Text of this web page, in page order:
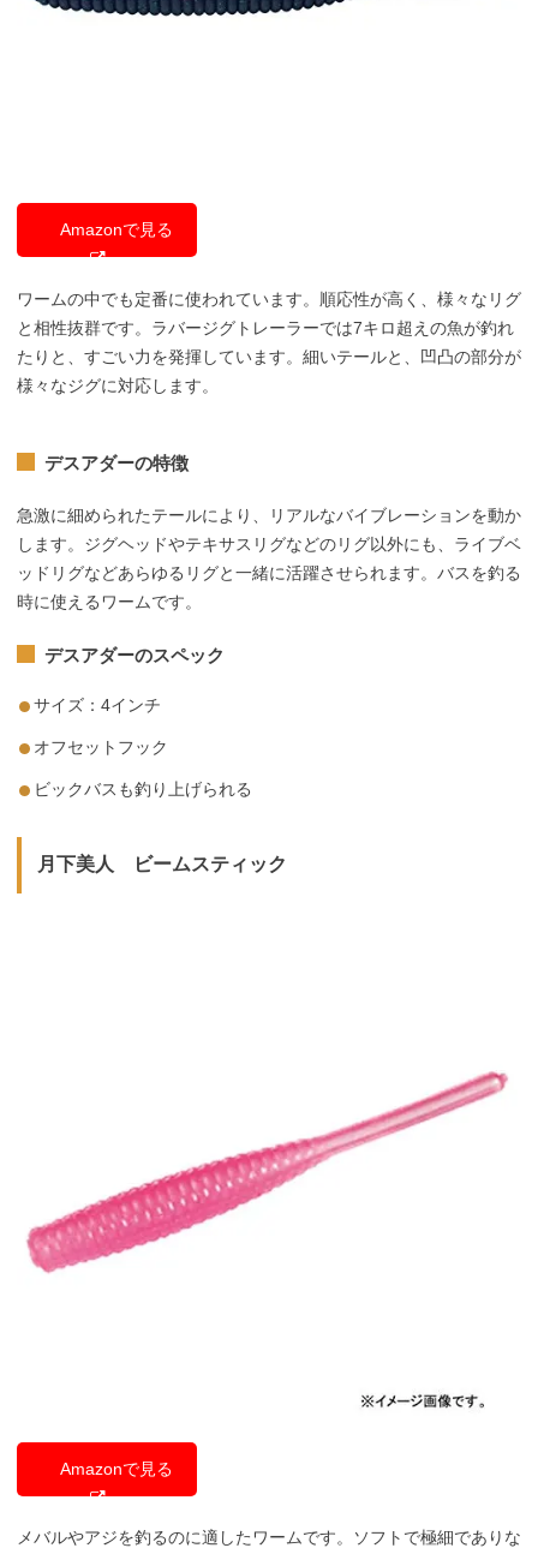
Amazonで見る
ワームの中でも定番に使われています。順応性が高く、様々なリグ
と相性抜群です。ラバージグトレーラーでは7キロ超えの魚が釣れ
たりと、すごい力を発揮しています。細いテールと、凹凸の部分が
様々なジグに対応します。
デスアダーの特徴
急激に細められたテールにより、リアルなバイブレーションを動か
します。ジグヘッドやテキサスリグなどのリグ以外にも、ライブベ
ッドリグなどあらゆるリグと一緒に活躍させられます。バスを釣る
時に使えるワームです。
デスアダーのスペック
サイズ：4インチ
オフセットフック
ビックバスも釣り上げられる
月下美人 ビームスティック
Amazonで見る
メバルやアジを釣るのに適したワームです。ソフトで極細でありな